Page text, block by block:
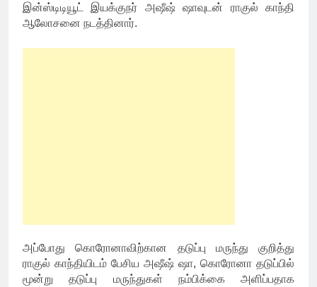
இன்ஸ்டிடியூட் இயக்குநர் அஷீஷ் ஷாவுடன் ராகுல் காந்தி
ஆலோசனை நடத்தினார்.
அப்போது கொரோனாவிற்கான தடுப்பு மருந்து குறித்து
ராகுல் காந்தியிடம் பேசிய அஷீஷ் ஷா, கொரோனா தடுப்பில்
மூன்று தடுப்பு மருந்துகள் நம்பிக்கை அளிப்பதாக